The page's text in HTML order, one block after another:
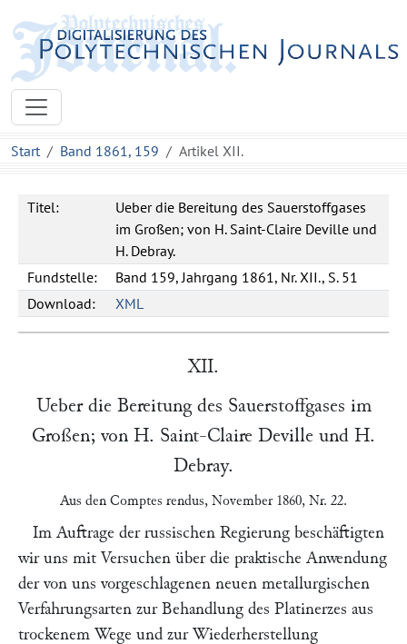
Start Band 1861, 159 Artikel XII.
Titel:
Ueber die Bereitung des Sauerstoffgases
im Großen; von H. Saint-Claire Deville und
H. Debray.
Fundstelle:
Band 159, Jahrgang 1861, Nr. XII., S. 51
Download:
XML
XII.
Ueber die Bereitung des Sauerstoffgases im
Großen; von H. Saint-Claire Deville und H.
Debray.
Aus den Comptes rendus, November 1860, Nr. 22.
Im Auftrage der russischen Regierung beschäftigten
wir uns mit Versuchen über die praktische Anwendung
der von uns vorgeschlagenen neuen metallurgischen
Verfahrungsarten zur Behandlung des Platinerzes aus
trockenem Wege und zur Wiederherstellung